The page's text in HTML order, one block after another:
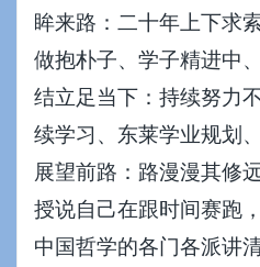
眸来路：二十年上下求
做抱朴子、学子精进中
结立足当下：持续努力
续学习、东莱学业规划
展望前路：路漫漫其修
授说自己在跟时间赛跑
中国哲学的各门各派讲